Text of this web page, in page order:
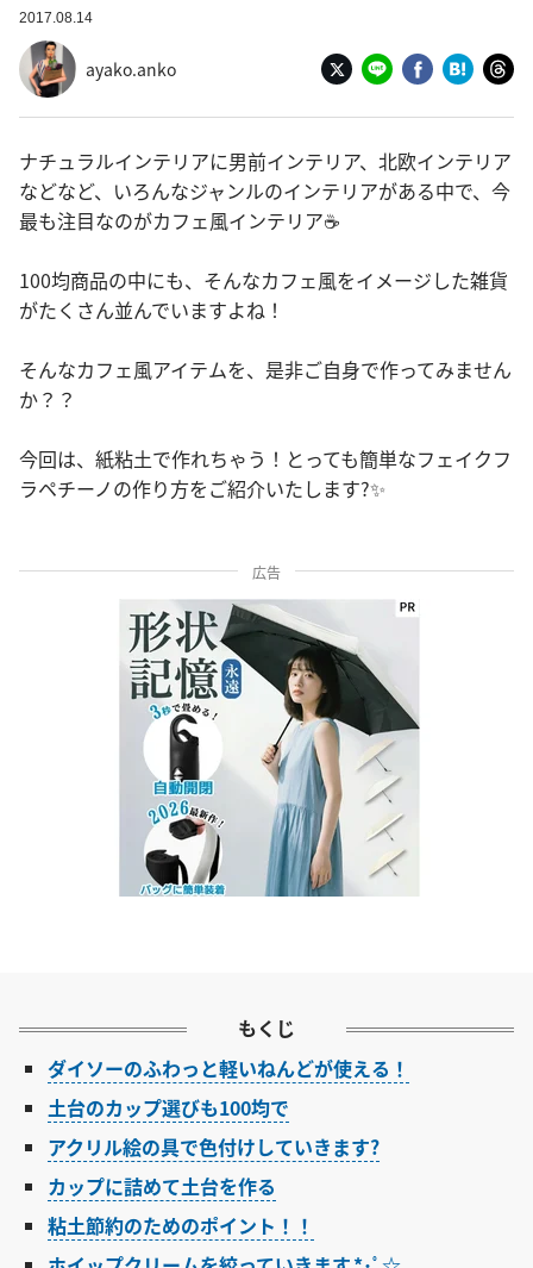
2017.08.14
ayako.anko
ナチュラルインテリアに男前インテリア、北欧インテリア
などなど、いろんなジャンルのインテリアがある中で、今
最も注目なのがカフェ風インテリア☕️
100均商品の中にも、そんなカフェ風をイメージした雑貨
がたくさん並んでいますよね！
そんなカフェ風アイテムを、是非ご自身で作ってみません
か？？
今回は、紙粘土で作れちゃう！とっても簡単なフェイクフ
ラペチーノの作り方をご紹介いたします?✨
広告
もくじ
ダイソーのふわっと軽いねんどが使える！
土台のカップ選びも100均で
アクリル絵の具で色付けしていきます?
カップに詰めて土台を作る
粘土節約のためのポイント！！